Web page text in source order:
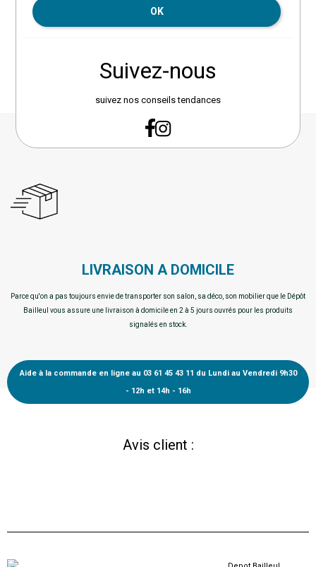
en cas d’éclaboussures ou de
petite pluie. Les coussins sont
salon a été pensé pour un usage
pratique : Pieds ajustables pour
de place. Matériaux faciles à
entretenir. Cet ensemble
2 fauteuil 1 places L. 67 x P. 67,5 x
H. 76 cm - 1 table basse plateau
ovale en verre effet pierre L. 94,5 x
d’assise : 39,5 cm. Hauteur des
accoudoirs : 58 cm.
OK
Suivez-nous
suivez nos conseils tendances
LIVRAISON A DOMICILE
Parce qu'on a pas toujours envie de transporter son salon, sa déco, son mobilier que le Dépôt
Bailleul vous assure une livraison à domicile en 2 à 5 jours ouvrés pour les produits
signalés en stock.
Aide à la commande en ligne au 03 61 45 43 11 du Lundi au Vendredi 9h30
- 12h et 14h - 16h
Avis client :